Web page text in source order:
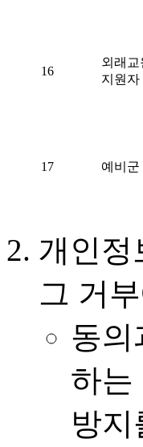
16
외래교
지원자
17 예비군
개인정
그 거
동의
하는
방